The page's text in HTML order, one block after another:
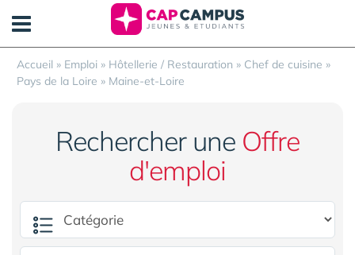
Accueil » Emploi » Hôtellerie / Restauration » Chef de cuisine »
Pays de la Loire » Maine-et-Loire
Rechercher une Offre
d'emploi
Panneau de gestion des cookies